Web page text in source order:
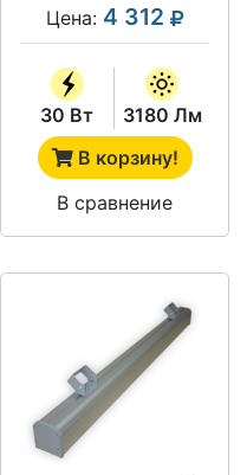
Цена: 4 312
30 Вт
3180 Лм
В корзину!
В сравнение